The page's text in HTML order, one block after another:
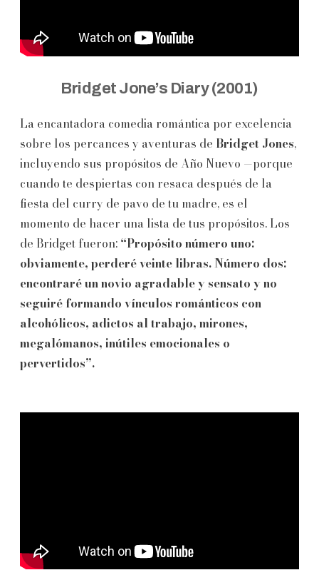
Bridget Jone’s Diary (2001)
La encantadora comedia romántica por excelencia
sobre los percances y aventuras de Bridget Jones,
incluyendo sus propósitos de Año Nuevo —porque
cuando te despiertas con resaca después de la
fiesta del curry de pavo de tu madre, es el
momento de hacer una lista de tus propósitos. Los
de Bridget fueron: “Propósito número uno:
obviamente, perderé veinte libras. Número dos:
encontraré un novio agradable y sensato y no
seguiré formando vínculos románticos con
alcohólicos, adictos al trabajo, mirones,
megalómanos, inútiles emocionales o
pervertidos”.